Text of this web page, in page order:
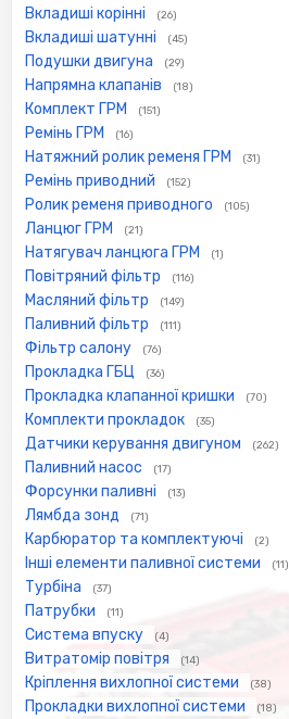
Вкладиші корінні (26)
Вкладиші шатунні (45)
Подушки двигуна (29)
Напрямна клапанів (18)
Комплект ГРМ (151)
Ремінь ГРМ (16)
Натяжний ролик ременя ГРМ (31)
Ремінь приводний (152)
Ролик ременя приводного (105)
Ланцюг ГРМ (21)
Натягувач ланцюга ГРМ (1)
Повітряний фільтр (116)
Масляний фільтр (149)
Паливний фільтр (111)
Фільтр салону (76)
Прокладка ГБЦ (36)
Прокладка клапанної кришки (70)
Комплекти прокладок (35)
Датчики керування двигуном (262)
Паливний насос (17)
Форсунки паливні (13)
Лямбда зонд (71)
Карбюратор та комплектуючі (2)
Інші елементи паливної системи (11)
Турбіна (37)
Патрубки (11)
Система впуску (4)
Витратомір повітря (14)
Кріплення вихлопної системи (38)
Прокладки вихлопної системи (18)